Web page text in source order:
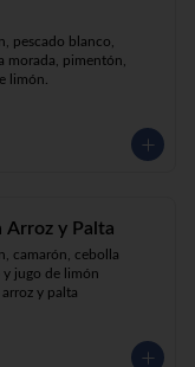
pescado blanco,
morada, pimentón,
limón.
Arroz y Palta
camarón, cebolla
jugo de limón
y palta